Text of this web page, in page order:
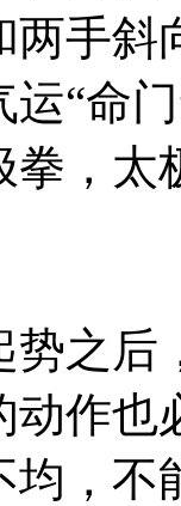
手斜
“命
拳，太
势之
动作
均，不